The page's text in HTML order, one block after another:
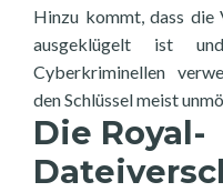
Hinzu kommt, dass die
ausgeklügelt ist
Cyberkriminellen
den Schlüssel meist
Die Royal-